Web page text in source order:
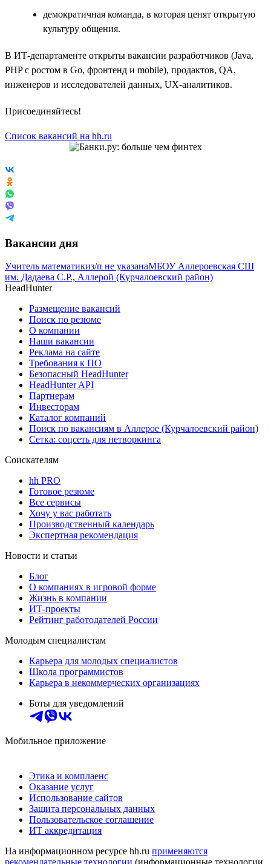
демократичная команда, в которая ценят открытую
культуру общения.
В ИТ-департаменте открыты вакансии разработчиков (Java,
PHP с ростом в Go, фронтенд и mobile), продактов, QA,
инженеров и исследователей данных, UX-аналитиков.
Присоединяйтесь!
Список вакансий на hh.ru
Вакансии дня
Учитель математикиз/п не указанаМБОУ Аллероевская СШ
им. Дадаева С.Р., Аллерой (Курчалоевский район)
HeadHunter
Размещение вакансий
Поиск по резюме
О компании
Наши вакансии
Реклама на сайте
Требования к ПО
Безопасный HeadHunter
HeadHunter API
Партнерам
Инвесторам
Каталог компаний
Поиск по вакансиям в Аллерое (Курчалоевский район)
Сетка: соцсеть для нетворкинга
Соискателям
hh PRO
Готовое резюме
Все сервисы
Хочу у вас работать
Производственный календарь
Экспертная рекомендация
Новости и статьи
Блог
О компаниях в игровой форме
Жизнь в компании
ИТ-проекты
Рейтинг работодателей России
Молодым специалистам
Карьера для молодых специалистов
Школа программистов
Карьера в некоммерческих организациях
Боты для уведомлений
Мобильное приложение
Этика и комплаенс
Оказание услуг
Использование сайтов
Защита персональных данных
Пользовательское соглашение
ИТ аккредитация
На информационном ресурсе hh.ru применяются